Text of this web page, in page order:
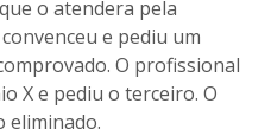
o atendera pela
e pediu um
O profissional
X e pediu o terceiro. O
eliminado.